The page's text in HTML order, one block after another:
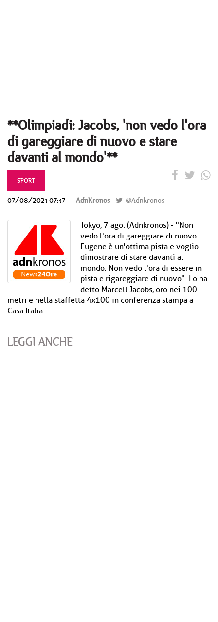
**Olimpiadi: Jacobs, 'non vedo l'ora
di gareggiare di nuovo e stare
davanti al mondo'**
SPORT
07/08/2021 07:47 AdnKronos @Adnkronos
Tokyo, 7 ago. (Adnkronos) - "Non
vedo l'ora di gareggiare di nuovo.
Eugene è un'ottima pista e voglio
dimostrare di stare davanti al
mondo. Non vedo l'ora di essere in
pista e rigareggiare di nuovo". Lo ha
detto Marcell Jacobs, oro nei 100
metri e nella staffetta 4x100 in conferenza stampa a
Casa Italia.
LEGGI ANCHE